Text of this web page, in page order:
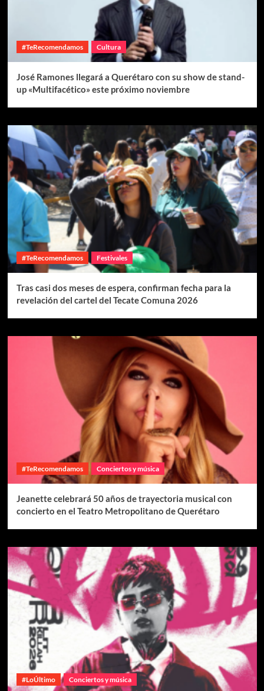
#TeRecomendamos Cultura
José Ramones llegará a Querétaro con su show de stand-
up «Multifacético» este próximo noviembre
#TeRecomendamos Festivales
Tras casi dos meses de espera, confirman fecha para la
revelación del cartel del Tecate Comuna 2026
#TeRecomendamos Conciertos y música
Jeanette celebrará 50 años de trayectoria musical con
concierto en el Teatro Metropolitano de Querétaro
#LoÚltimo Conciertos y música